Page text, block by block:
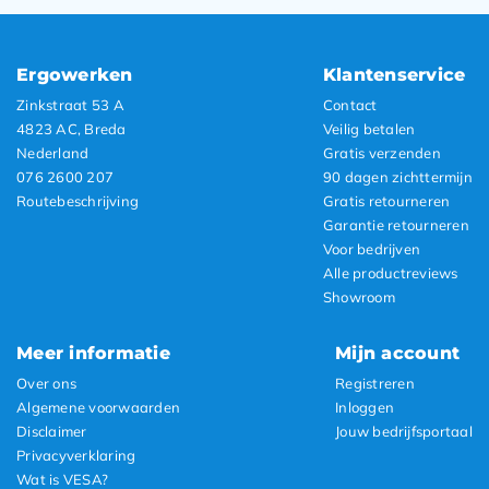
Ergowerken
Zinkstraat 53 A
4823 AC, Breda
Nederland
076 2600 207
Routebeschrijving
Klantenservice
Contact
Veilig betalen
Gratis verzenden
90 dagen zichttermijn
Gratis retourneren
Garantie retourneren
Voor bedrijven
Alle productreviews
Showroom
Meer informatie
Over ons
Algemene voorwaarden
Disclaimer
Privacyverklaring
Wat is VESA?
Mijn account
Registreren
Inloggen
Jouw bedrijfsportaal